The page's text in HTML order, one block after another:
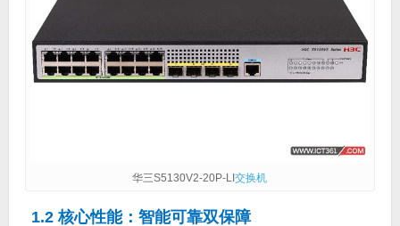
华三S5130V2-20P-LI交换机
1.2 核心性能：智能可靠双保障